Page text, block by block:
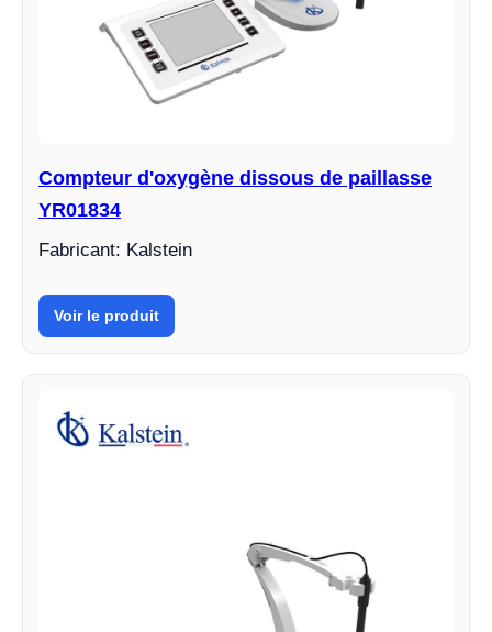
Compteur d'oxygène dissous de paillasse
YR01834
Fabricant: Kalstein
Voir le produit